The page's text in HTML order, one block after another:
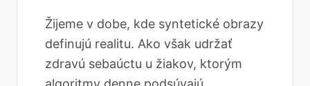
Žijeme v dobe, kde syntetické obrazy
definujú realitu. Ako však udržať
zdravú sebaúctu u žiakov, ktorým